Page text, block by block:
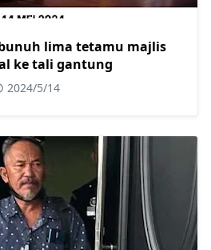
lima tetamu majlis
ke tali gantung
2024/5/14